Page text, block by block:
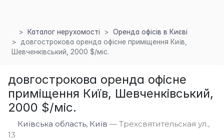
Каталог нерухомості
Оренда офісів в Києві
довгострокова оренда офісне приміщення Київ,
Шевченківський, 2000 $/міс.
довгострокова оренда офісне
приміщення Київ, Шевченківський,
2000 $/міс.
Київська область, Київ — Трехсвятительская ул.,
13